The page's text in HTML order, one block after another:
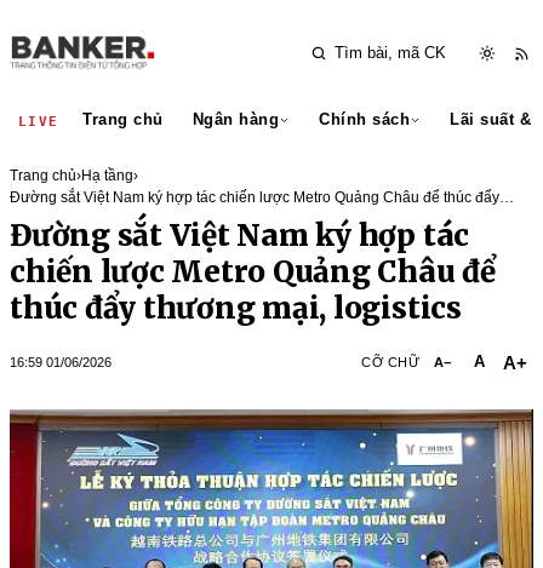
LIVE Trang chủ Ngân hàng Chính sách Lãi suất &
Trang chủ›Hạ tầng›
Đường sắt Việt Nam ký hợp tác chiến lược Metro Quảng Châu để thúc đẩy
thương mại, logistics
Đường sắt Việt Nam ký hợp tác
chiến lược Metro Quảng Châu để
thúc đẩy thương mại, logistics
16:59 01/06/2026 CỠ CHỮ A− A A+